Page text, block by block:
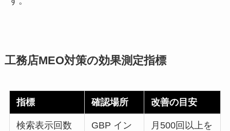
工務店MEO対策の効果測定指標
指標 確認場所 改善の目安
検索表示回数
GBP イン
月500回以上を